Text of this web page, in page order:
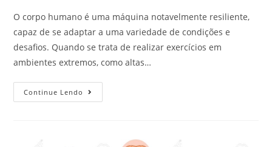
O corpo humano é uma máquina notavelmente resiliente,
capaz de se adaptar a uma variedade de condições e
desafios. Quando se trata de realizar exercícios em
ambientes extremos, como altas…
Continue Lendo